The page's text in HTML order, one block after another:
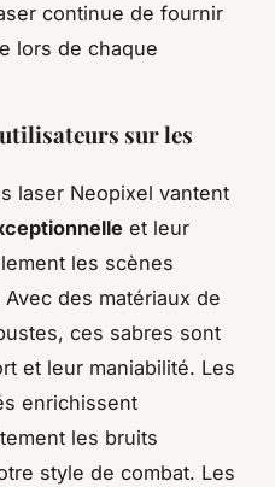
continue de fournir
lors de chaque
sur les
laser Neopixel vantent
et leur
les scènes
des matériaux de
ces sabres sont
et leur maniabilité. Les
enrichissent
les bruits
style de combat. Les